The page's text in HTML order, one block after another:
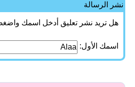
نشر الرسالة
هل تريد نشر تعليق أدخل اسمك
اسمك الأول: